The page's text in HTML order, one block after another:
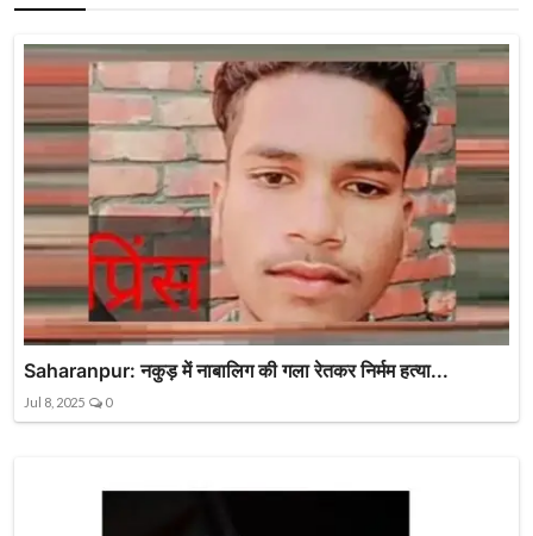
Saharanpur: नकुड़ में नाबालिग की गला रेतकर निर्मम हत्या...
Jul 8, 2025 0